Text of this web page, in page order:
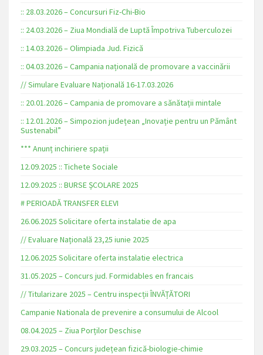
:: 28.03.2026 – Concursuri Fiz-Chi-Bio
:: 24.03.2026 – Ziua Mondială de Luptă Împotriva Tuberculozei
:: 14.03.2026 – Olimpiada Jud. Fizică
:: 04.03.2026 – Campania națională de promovare a vaccinării
// Simulare Evaluare Națională 16-17.03.2026
:: 20.01.2026 – Campania de promovare a sănătații mintale
:: 12.01.2026 – Simpozion județean „Inovație pentru un Pământ
Sustenabil”
*** Anunț inchiriere spații
12.09.2025 :: Tichete Sociale
12.09.2025 :: BURSE ȘCOLARE 2025
# PERIOADĂ TRANSFER ELEVI
26.06.2025 Solicitare oferta instalatie de apa
// Evaluare Națională 23,25 iunie 2025
12.06.2025 Solicitare oferta instalatie electrica
31.05.2025 – Concurs jud. Formidables en francais
// Titularizare 2025 – Centru inspecții ÎNVĂȚĂTORI
Campanie Nationala de prevenire a consumului de Alcool
08.04.2025 – Ziua Porților Deschise
29.03.2025 – Concurs județean fizică-biologie-chimie